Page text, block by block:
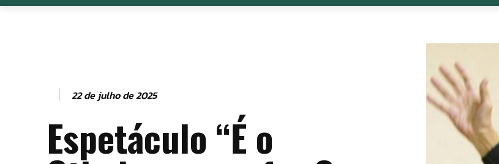
22 de julho de 2025
Espetáculo “É o